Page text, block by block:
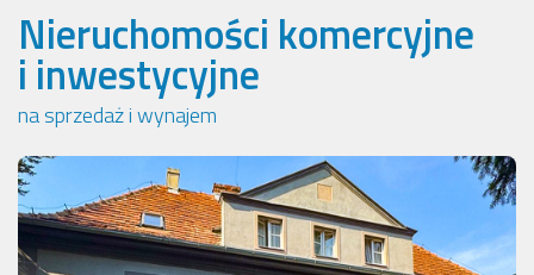
Nieruchomości komercyjne
i inwestycyjne
na sprzedaż i wynajem